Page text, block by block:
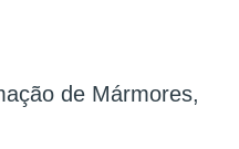
de Mármores,